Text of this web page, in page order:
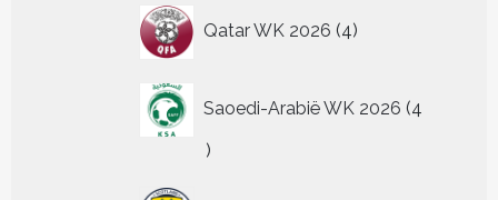
Qatar WK 2026 4
producten
Saoedi-Arabië WK 2026 4
4